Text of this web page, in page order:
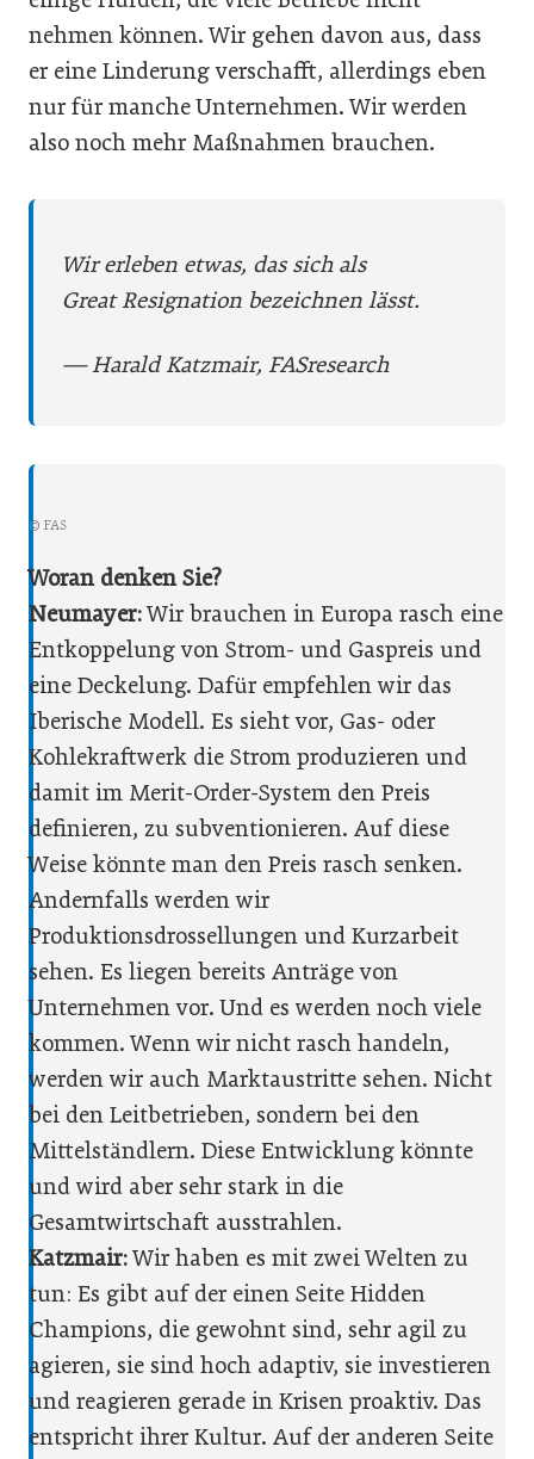
nehmen können. Wir gehen davon aus, dass
er eine Linderung verschafft, allerdings eben
nur für manche Unternehmen. Wir werden
also noch mehr Maßnahmen brauchen.
Wir erleben ­etwas, das sich als
Great Resignation bezeichnen lässt.
— Harald Katzmair, FASresearch
© FAS
Woran denken Sie?
Neumayer:Wir brauchen in Europa rasch eine
Entkoppelung von Strom- und Gaspreis und
eine Deckelung. Dafür empfehlen wir das
Iberische Modell. Es sieht vor, Gas- oder
Kohlekraftwerk die Strom produzieren und
damit im Merit-Order-System den Preis
definieren, zu subventionieren. Auf diese
Weise könnte man den Preis rasch senken.
Andernfalls werden wir
Produktionsdrossellungen und Kurzarbeit
sehen. Es liegen bereits Anträge von
Unternehmen vor. Und es werden noch viele
kommen. Wenn wir nicht rasch handeln,
werden wir auch Marktaustritte sehen. Nicht
bei den Leitbetrieben, sondern bei den
Mittelständlern. Diese Entwicklung könnte
und wird aber sehr stark in die
Gesamtwirtschaft ausstrahlen.
Katzmair:Wir haben es mit zwei Welten zu
tun: Es gibt auf der einen Seite Hidden
Champions, die gewohnt sind, sehr agil zu
agieren, sie sind hoch adaptiv, sie investieren
und reagieren gerade in Krisen proaktiv. Das
entspricht ihrer Kultur. Auf der anderen Seite